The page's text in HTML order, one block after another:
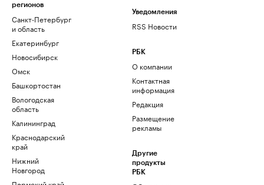
регионов
Санкт-Петербург
и область
Екатеринбург
Новосибирск
Омск
Башкортостан
Вологодская
область
Калининград
Краснодарский
край
Нижний
Новгород
Уведомления
RSS Новости
РБК
О компании
Контактная
информация
Редакция
Размещение
рекламы
Другие
продукты
РБК